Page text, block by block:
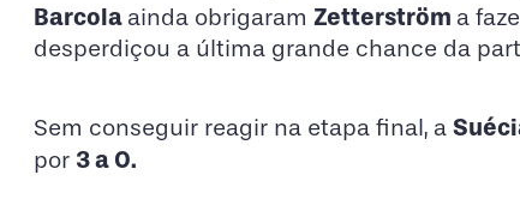
Barcola ainda obrigaram Zetterström a
desperdiçou a última grande chance da
Sem conseguir reagir na etapa final, a
por 3 a 0.